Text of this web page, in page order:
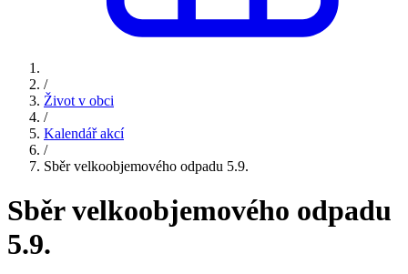
/
Život v obci
/
Kalendář akcí
/
Sběr velkoobjemového odpadu 5.9.
Sběr velkoobjemového odpadu
5.9.